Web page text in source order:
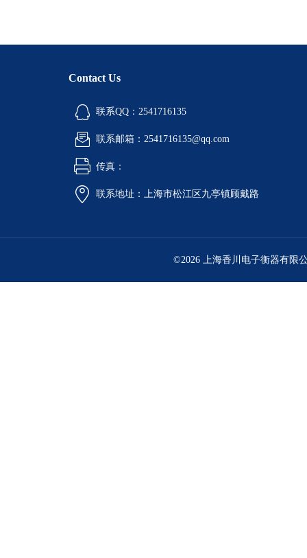
Contact Us
联系QQ：2541716135
联系邮箱：2541716135@qq.com
传真：
联系地址：上海市松江区九亭镇顾戴路
©2026 上海香川电子衡器有限